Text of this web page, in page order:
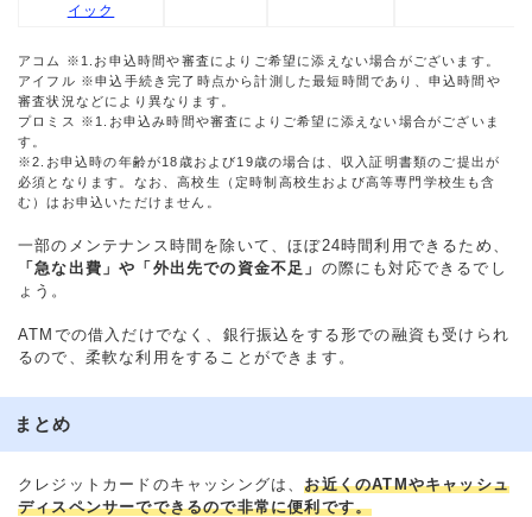
イック
アコム ※1.お申込時間や審査によりご希望に添えない場合がございます。
アイフル ※申込手続き完了時点から計測した最短時間であり、申込時間や
審査状況などにより異なります。
プロミス ※1.お申込み時間や審査によりご希望に添えない場合がございま
す。
※2.お申込時の年齢が18歳および19歳の場合は、収入証明書類のご提出が
必須となります。なお、高校生（定時制高校生および高等専門学校生も含
む）はお申込いただけません。
一部のメンテナンス時間を除いて、ほぼ24時間利用できるため、
「急な出費」や「外出先での資金不足」 の際にも対応できるでし
ょう。
ATMでの借入だけでなく、銀行振込をする形での融資も受けられ
るので、柔軟な利用をすることができます。
まとめ
クレジットカードのキャッシングは、お近くのATMやキャッシュ
ディスペンサーでできるので非常に便利です。